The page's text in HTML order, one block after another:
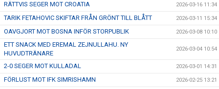
RÄTTVIS SEGER MOT CROATIA 2026-03-16 11:34
TARIK FETAHOVIC SKIFTAR FRÅN GRÖNT TILL BLÅTT 2026-03-11 15:34
OAVGJORT MOT BOSNA INFÖR STORPUBLIK 2026-03-08 10:10
ETT SNACK MED EREMAL ZEJNULLAHU. NY
HUVUDTRÄNARE
2026-03-04 10:54
2-0 SEGER MOT KULLADAL 2026-03-01 14:31
FÖRLUST MOT IFK SIMRISHAMN 2026-02-25 13:21